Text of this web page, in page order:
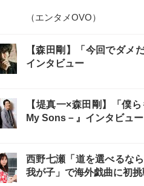
（エンタメOVO）
【森田剛】「今回でダメ
インタビュー
【堤真一×森田剛】「僕
My Sons－』インタビュー
西野七瀬「道を選べるな
我が子」で海外戯曲に初挑